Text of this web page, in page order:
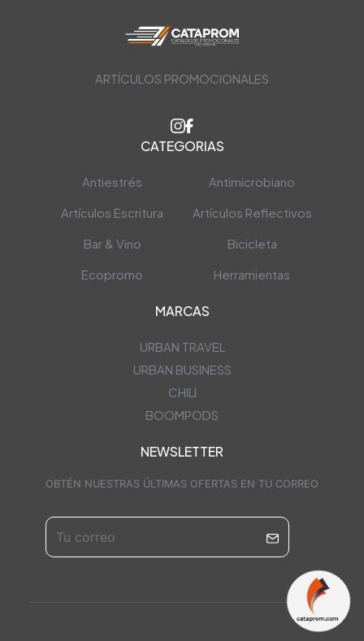
ARTÍCULOS PROMOCIONALES
CATEGORIAS
Antiestrés
Antimicrobiano
Artículos Escritura
Artículos Reflectivos
Bar & Vino
Bicicleta
Ecopromo
Herramientas
MARCAS
URBAN TRAVEL
URBAN BUSINESS
CHILI
BOOMPODS
NEWSLETTER
OBTÉN NUESTRAS ÚLTIMAS OFERTAS EN TU CORREO